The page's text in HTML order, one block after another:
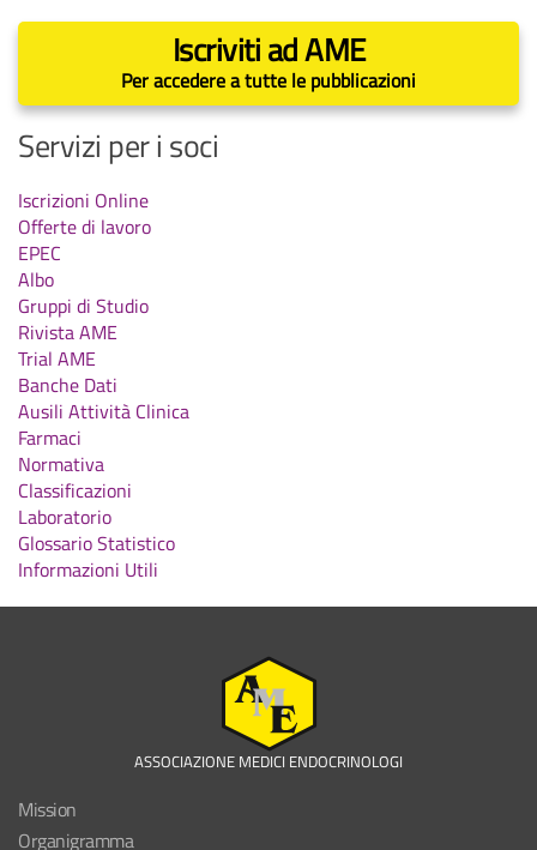
Iscriviti ad AME
Per accedere a tutte le pubblicazioni
Servizi per i soci
Iscrizioni Online
Offerte di lavoro
EPEC
Albo
Gruppi di Studio
Rivista AME
Trial AME
Banche Dati
Ausili Attività Clinica
Farmaci
Normativa
Classificazioni
Laboratorio
Glossario Statistico
Informazioni Utili
ASSOCIAZIONE MEDICI ENDOCRINOLOGI
Mission
Organigramma